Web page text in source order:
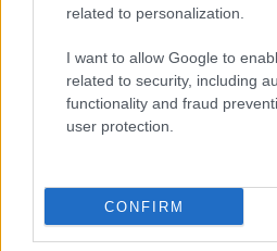
related to personalization.
I want to allow Google to
related to security, including
functionality and fraud
user protection.
CONFIRM